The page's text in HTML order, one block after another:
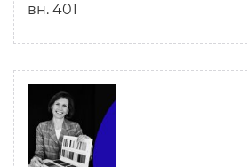
вн. 401